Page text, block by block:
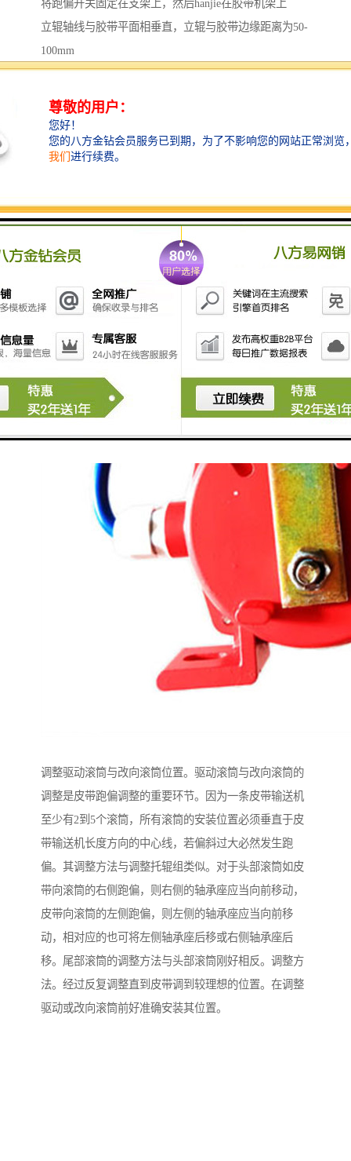
将跑偏开关固定在支架上，然后hanjie在胶带机架上
立辊轴线与胶带平面相垂直，立辊与胶带边缘距离为50-
100mm
胶带位于立辊下端1/3处
每50M胶带可安装跑偏开关一对
调整驱动滚筒与改向滚筒位置。驱动滚筒与改向滚筒的
调整是皮带跑偏调整的重要环节。因为一条皮带输送机
至少有2到5个滚筒，所有滚筒的安装位置必须垂直于皮
带输送机长度方向的中心线，若偏斜过大必然发生跑
偏。其调整方法与调整托辊组类似。对于头部滚筒如皮
带向滚筒的右侧跑偏，则右侧的轴承座应当向前移动，
皮带向滚筒的左侧跑偏，则左侧的轴承座应当向前移
动，相对应的也可将左侧轴承座后移或右侧轴承座后
移。尾部滚筒的调整方法与头部滚筒刚好相反。调整方
法。经过反复调整直到皮带调到较理想的位置。在调整
驱动或改向滚筒前好准确安装其位置。